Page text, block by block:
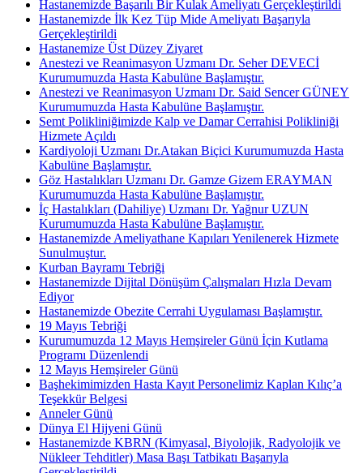
Hastanemizde Başarılı Bir Kulak Ameliyatı Gerçekleştirildi
Hastanemizde İlk Kez Tüp Mide Ameliyatı Başarıyla
Gerçekleştirildi
Hastanemize Üst Düzey Ziyaret
Anestezi ve Reanimasyon Uzmanı Dr. Seher DEVECİ
Kurumumuzda Hasta Kabulüne Başlamıştır.
Anestezi ve Reanimasyon Uzmanı Dr. Said Sencer GÜNEY
Kurumumuzda Hasta Kabulüne Başlamıştır.
Semt Polikliniğimizde Kalp ve Damar Cerrahisi Polikliniği
Hizmete Açıldı
Kardiyoloji Uzmanı Dr.Atakan Biçici Kurumumuzda Hasta
Kabulüne Başlamıştır.
Göz Hastalıkları Uzmanı Dr. Gamze Gizem ERAYMAN
Kurumumuzda Hasta Kabulüne Başlamıştır.
İç Hastalıkları (Dahiliye) Uzmanı Dr. Yağnur UZUN
Kurumumuzda Hasta Kabulüne Başlamıştır.
Hastanemizde Ameliyathane Kapıları Yenilenerek Hizmete
Sunulmuştur.
Kurban Bayramı Tebriği
Hastanemizde Dijital Dönüşüm Çalışmaları Hızla Devam
Ediyor
Hastanemizde Obezite Cerrahi Uygulaması Başlamıştır.
19 Mayıs Tebriği
Kurumumuzda 12 Mayıs Hemşireler Günü İçin Kutlama
Programı Düzenlendi
12 Mayıs Hemşireler Günü
Başhekimimizden Hasta Kayıt Personelimiz Kaplan Kılıç’a
Teşekkür Belgesi
Anneler Günü
Dünya El Hijyeni Günü
Hastanemizde KBRN (Kimyasal, Biyolojik, Radyolojik ve
Nükleer Tehditler) Masa Başı Tatbikatı Başarıyla